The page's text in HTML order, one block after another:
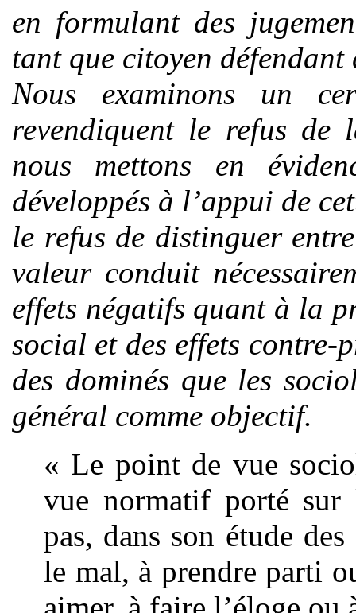
en formulant des
tant que citoyen défendant
Nous examinons un
revendiquent le refus
nous mettons en
développés à l’appui de
le refus de distinguer
valeur conduit
effets négatifs quant à la
social et des effets
des dominés que les
général comme objectif.
« Le point de vue
vue normatif porté sur
pas, dans son étude
le mal, à prendre parti